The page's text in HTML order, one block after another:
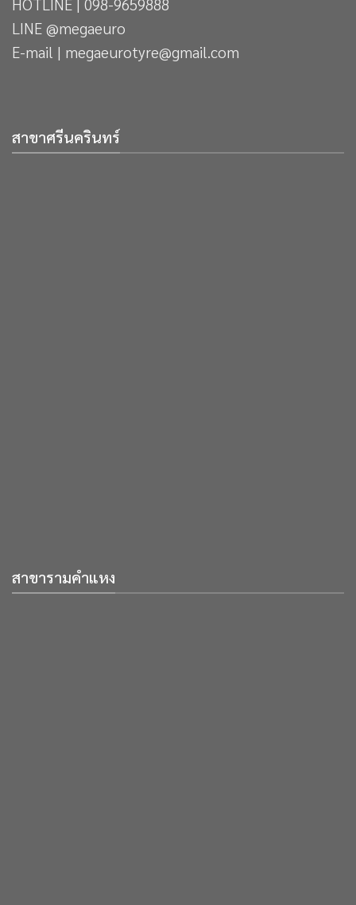
LINE @megaeuro
E-mail | megaeurotyre@gmail.com
สาขาศรีนครินทร์
สาขารามคำแหง